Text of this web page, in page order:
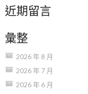
近期留言
彙整
2026 年 8 月
2026 年 7 月
2026 年 6 月